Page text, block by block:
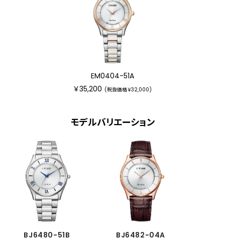
EM0404-51A
￥35,200 (税抜価格￥32,000)
モデルバリエーション
BJ6480-51B BJ6482-04A